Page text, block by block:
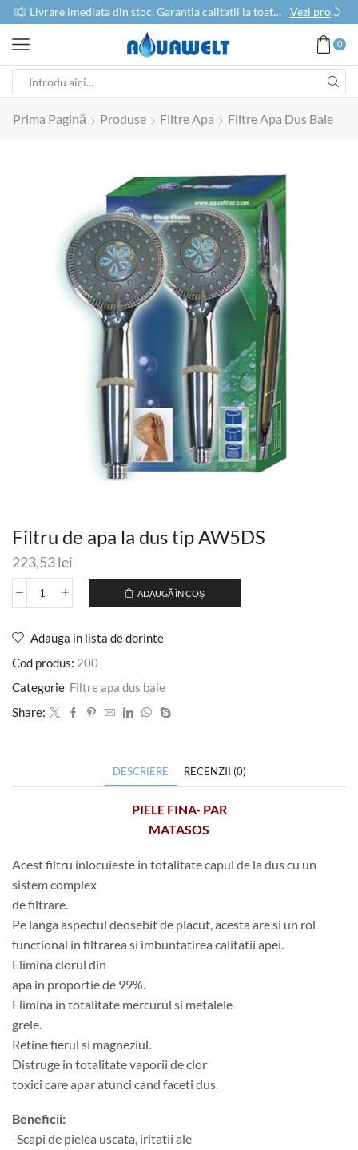
Livrare imediata din stoc. Garantia calitatii la toate produsele Vezi produse
0
Prima Pagină Produse Filtre Apa Filtre Apa Dus Baie
Filtru de apa la dus tip AW5DS
223,53lei
ADAUGĂ ÎN COȘ
Adauga in lista de dorinte
Cod produs: 200
Categorie Filtre apa dus baie
Share:
DESCRIERE RECENZII (0)
PIELE FINA- PAR
MATASOS
Acest filtru inlocuieste in totalitate capul de la dus cu un
sistem complex
de filtrare.
Pe langa aspectul deosebit de placut, acesta are si un rol
functional in filtrarea si imbuntatirea calitatii apei.
Elimina clorul din
apa in proportie de 99%.
Elimina in totalitate mercurul si metalele
grele.
Retine fierul si magneziul.
Distruge in totalitate vaporii de clor
toxici care apar atunci cand faceti dus.
Beneficii:
-Scapi de pielea uscata, iritatii ale